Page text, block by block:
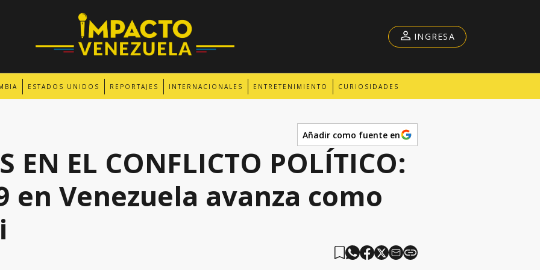
ESTADOS UNIDOS REPORTAJES INTERNACIONALES ENTRETENIMIENTO CURIOSIDADES
INGRESA
Añadir como fuente en
EN EL CONFLICTO POLÍTICO:
en Venezuela avanza como